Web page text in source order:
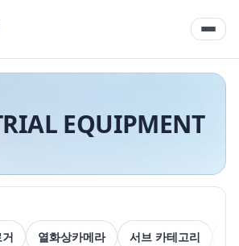
EQUIPMENT
열화상카메라 서브 카테고리